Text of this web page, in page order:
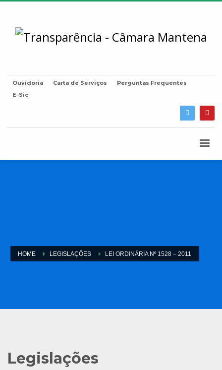
Ouvidoria Carta de Serviços
Perguntas Frequentes
E-Sic
HOME LEGISLAÇÕES LEI ORDINÁRIA Nº 1528 – 2011
Legislações